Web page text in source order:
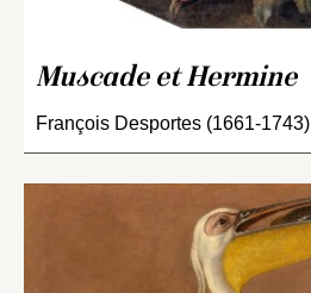
Muscade et Hermine
François Desportes (1661-1743)